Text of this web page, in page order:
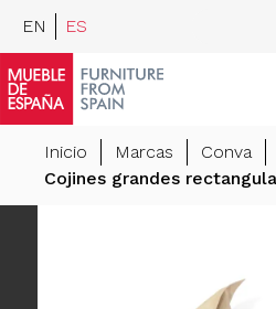
EN ES
Inicio Marcas Conva
Cojines grandes